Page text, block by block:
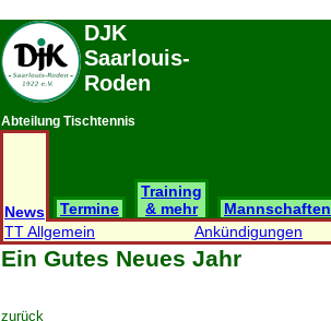
DJK
Saarlouis-
Roden
Abteilung Tischtennis
News Termine
Training
& mehr
Mannschaften
TT Allgemein
Ankündigungen
Ein Gutes Neues Jahr
zurück